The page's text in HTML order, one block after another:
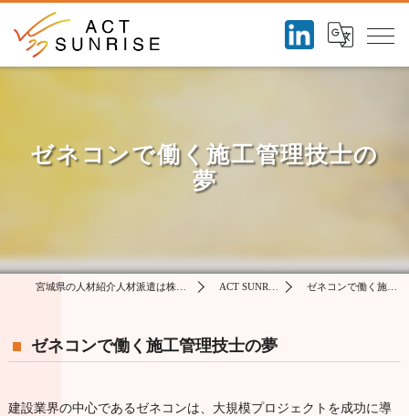
ゼネコンで働く施工管理技士の
夢
宮城県の人材紹介人材派遣は株式会社アクトサンライズ ACT SUNRISE コラム ゼネコンで働く施工管理技士の夢
ゼネコンで働く施工管理技士の夢
建設業界の中心であるゼネコンは、大規模プロジェクトを成功に導